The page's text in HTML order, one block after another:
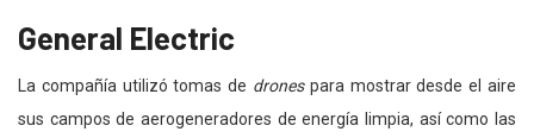
General Electric
La compañía utilizó tomas de dronespara mostrar desde el aire
sus campos de aerogeneradores de energía limpia, así como las